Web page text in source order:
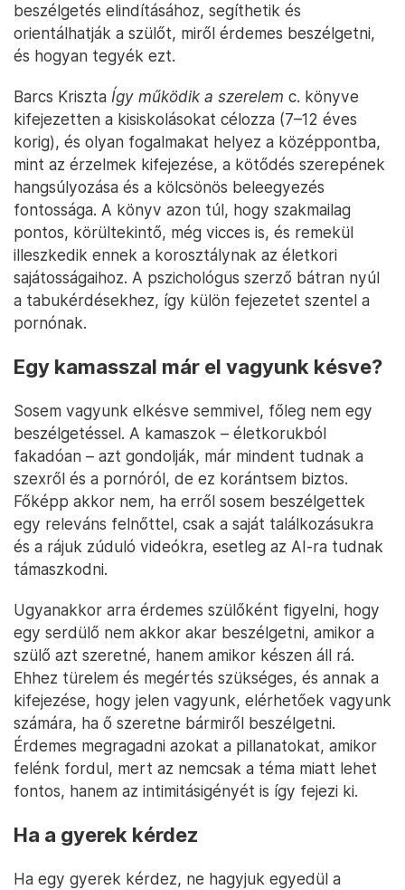
beszélgetés elindításához, segíthetik és
orientálhatják a szülőt, miről érdemes beszélgetni,
és hogyan tegyék ezt.
Barcs Kriszta Így működik a szerelem c. könyve
kifejezetten a kisiskolásokat célozza (7–12 éves
korig), és olyan fogalmakat helyez a középpontba,
mint az érzelmek kifejezése, a kötődés szerepének
hangsúlyozása és a kölcsönös beleegyezés
fontossága. A könyv azon túl, hogy szakmailag
pontos, körültekintő, még vicces is, és remekül
illeszkedik ennek a korosztálynak az életkori
sajátosságaihoz. A pszichológus szerző bátran nyúl
a tabukérdésekhez, így külön fejezetet szentel a
pornónak.
Egy kamasszal már el vagyunk késve?
Sosem vagyunk elkésve semmivel, főleg nem egy
beszélgetéssel. A kamaszok – életkorukból
fakadóan – azt gondolják, már mindent tudnak a
szexről és a pornóról, de ez korántsem biztos.
Főképp akkor nem, ha erről sosem beszélgettek
egy releváns felnőttel, csak a saját találkozásukra
és a rájuk zúduló videókra, esetleg az AI-ra tudnak
támaszkodni.
Ugyanakkor arra érdemes szülőként figyelni, hogy
egy serdülő nem akkor akar beszélgetni, amikor a
szülő azt szeretné, hanem amikor készen áll rá.
Ehhez türelem és megértés szükséges, és annak a
kifejezése, hogy jelen vagyunk, elérhetőek vagyunk
számára, ha ő szeretne bármiről beszélgetni.
Érdemes megragadni azokat a pillanatokat, amikor
felénk fordul, mert az nemcsak a téma miatt lehet
fontos, hanem az intimitásigényét is így fejezi ki.
Ha a gyerek kérdez
Ha egy gyerek kérdez, ne hagyjuk egyedül a